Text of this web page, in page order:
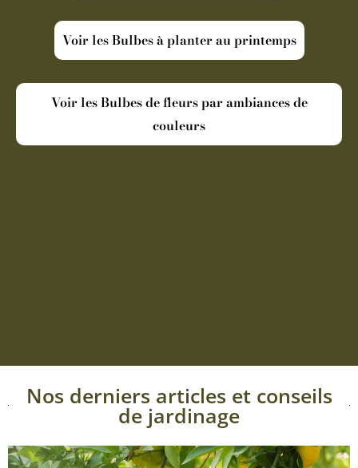
Voir les Bulbes à planter au printemps
Voir les Bulbes de fleurs par ambiances de
couleurs
Nos derniers articles et conseils
de jardinage